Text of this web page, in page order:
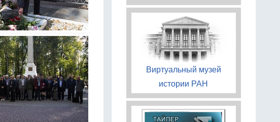
Виртуальный музей
истории РАН